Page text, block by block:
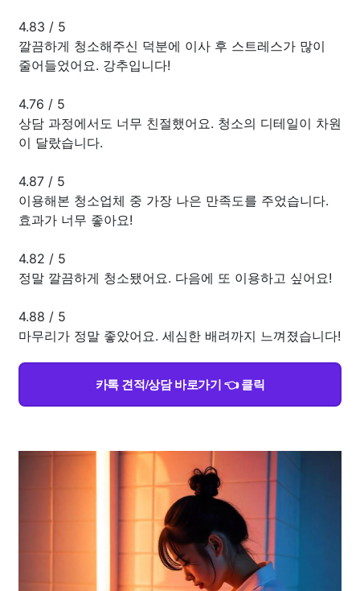
4.83 / 5
깔끔하게 청소해주신 덕분에 이사 후 스트레스가 많이
줄어들었어요. 강추입니다!
4.76 / 5
상담 과정에서도 너무 친절했어요. 청소의 디테일이 차원
이 달랐습니다.
4.87 / 5
이용해본 청소업체 중 가장 나은 만족도를 주었습니다.
효과가 너무 좋아요!
4.82 / 5
정말 깔끔하게 청소됐어요. 다음에 또 이용하고 싶어요!
4.88 / 5
마무리가 정말 좋았어요. 세심한 배려까지 느껴졌습니다!
카톡 견적/상담 바로가기 👈 클릭